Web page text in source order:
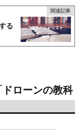
関連記事
る
ドローンの教科